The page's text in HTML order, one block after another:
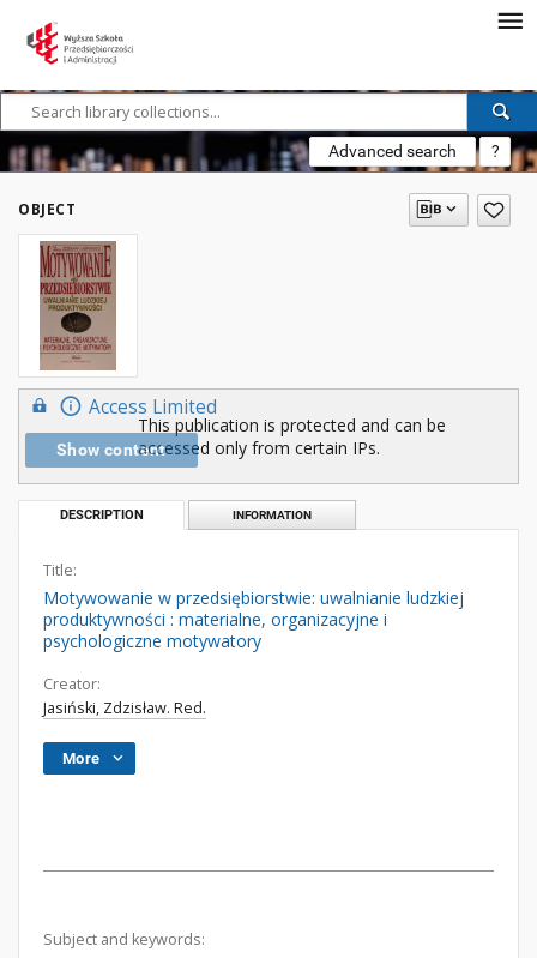
Advanced search ?
OBJECT
Access Limited
Show content
This publication is protected and can be
accessed only from certain IPs.
DESCRIPTION INFORMATION
Title:
Motywowanie w przedsiębiorstwie: uwalnianie ludzkiej
produktywności : materialne, organizacyjne i
psychologiczne motywatory
Creator:
Jasiński, Zdzisław. Red.
More
Subject and keywords: